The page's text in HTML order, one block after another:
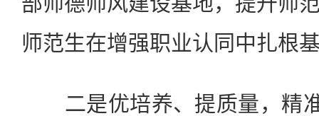
师范生在增强职业认同中扎根
二是优培养、提质量，精准